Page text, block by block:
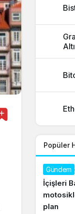
Popüler
Gündem
İçişleri
plan